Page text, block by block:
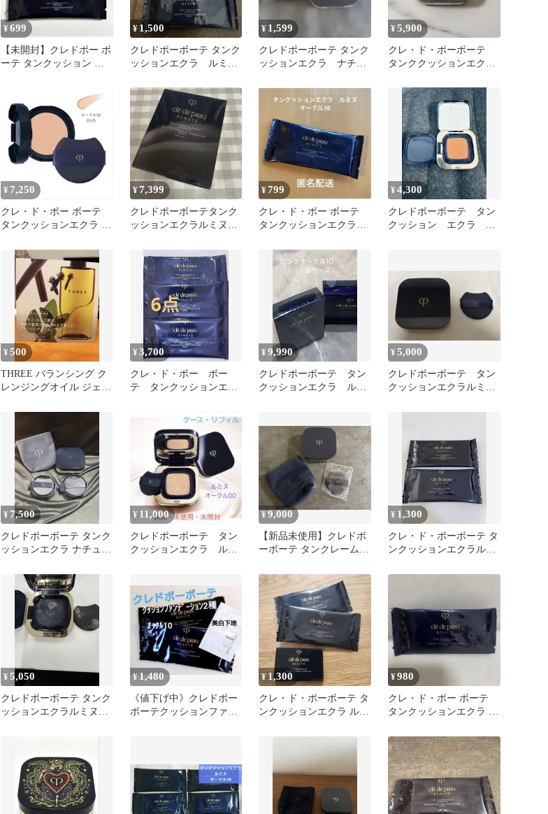
¥699
【未開封】クレドポー ボ
ーテ タンクッション エ
¥ 1,500
クレドポーボーテ タンク
ッションエクラ ルミ
20
¥ 1,599
クレドポーボーテ タンク
ッションエクラ ナチュ
¥5,900
クレ・ド・ポーボーテ
タンククッションエク
10 ケース付き
¥ 7,250
クレ・ド・ポー ボーテ
タンクッションエクラ ナ
10（レフィル）
SPF25/PA+++ クッション
ファンデーション【店頭
同様の国内正規品】プレ
ゼント 女性 誕生日 妻 母
彼女
¥7,399
クレドポーボーテタンク
ッションエクラルミヌ
¥799
クレ・ド・ポー ボーテ
タンクッションエクラ
¥4,300
クレドポーボーテ タン
クッション エクラ ル
¥500
THREE バランシング ク
レンジングオイル ジェリ
¥3,700
クレ・ド・ポー ボー
テ タンクッションエク
¥9,990
クレドポーボーテ タン
クッションエクラ ルミ
¥5,000
クレドポーボーテ タン
クッションエクラルミヌ
¥ 7,500
クレドポーボーテ タンク
ッションエクラ ナチュレ
ース付
¥ 11,000
クレドポーボーテ タン
クッションエクラ ルミ
¥9,000
【新品未使用】クレドポ
ーボーテ タンクレームエ
¥ 1,300
クレ・ド・ポーボーテ タ
ンクッションエクラルミ
ーション
¥5,050
クレドポーボーテ タンク
ッションエクラルミヌオ
¥ 1,480
《値下げ中》クレドポー
ボーテクッションファン
¥1,300
クレ・ド・ポーボーテ タ
ンクッションエクラ ルミ
3点
¥980
クレ・ド・ポー ボーテ
タンクッションエクラ ル
ル